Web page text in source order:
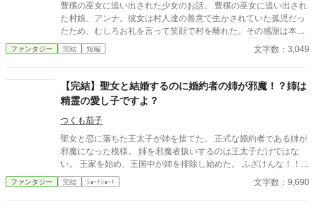
豊穣の巫女に追い出された少女のお話。 豊穣の巫女に追い出され
た村娘、アンナ。彼女は村人達の善意で生かされていた孤児だっ
たため、むしろお礼を言って笑顔で村を離れた。その感謝は本物
だった。なにも持たない彼女は、果たしてどこに向かうのか…。
小説家になろう様でも投稿しています。
ファンタジー 完結 短編 文字数：3,049
【完結】聖女と結婚するのに婚約者の姉が邪魔！？姉は
精霊の愛し子ですよ？
つくも茄子
聖女と恋に落ちた王太子が姉を捨てた。 正式な婚約者である姉が
邪魔になった模様。 姉を邪魔者扱いするのは王太子だけではな
い。 王家を始め、王国中が姉を排除し始めた。 ふざけんな！！！
姉は、ただの公爵令嬢じゃない！ 「精霊の愛し子」だ！ 国を
繁栄させる存在だ！ 怒り狂っているのは精霊達も同じ。 特に王太
ファンタジー 完結 ｼｮｰﾄｼｮｰﾄ 文字数：9,690